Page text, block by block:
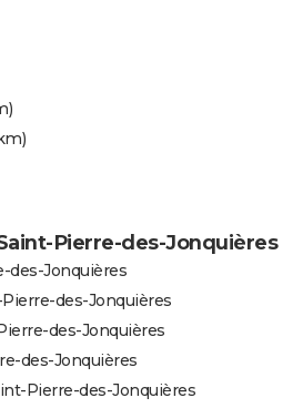
Pierre-des-Jonquières
des-Jonquières
des-Jonquières
des-Jonquières
des-Jonquières
Pierre-des-Jonquières